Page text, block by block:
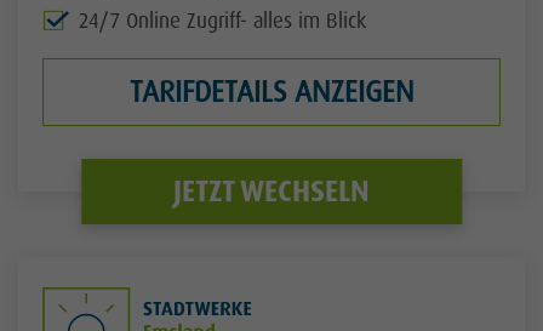
24/7 Online Zugriff- alles im Blick
TARIFDETAILS ANZEIGEN
JETZT WECHSELN